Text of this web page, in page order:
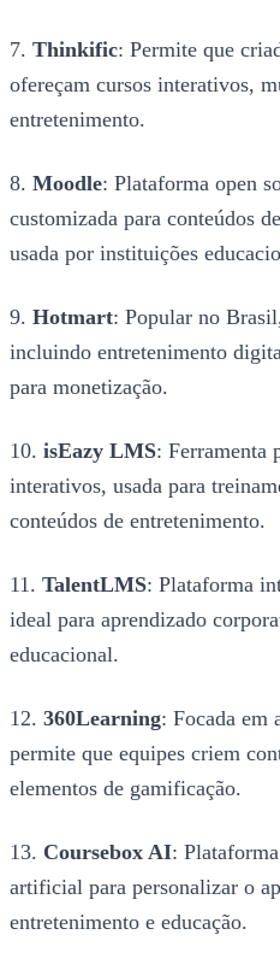
7. Thinkific: Permite que
ofereçam cursos interativos,
entretenimento.
8. Moodle: Plataforma open
customizada para conteúdos
usada por instituições
9. Hotmart: Popular no
incluindo entretenimento
para monetização.
10. isEazy LMS: Ferramenta
interativos, usada para
conteúdos de entretenimento.
11. TalentLMS: Plataforma
ideal para aprendizado
educacional.
12. 360Learning: Focada em
permite que equipes criem
elementos de gamificação.
13. Coursebox AI:
artificial para personalizar o
entretenimento e educação.